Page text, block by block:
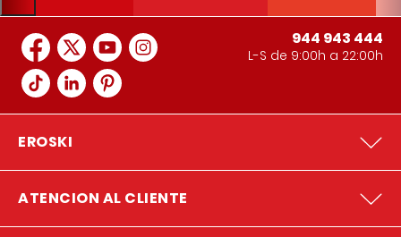
944 943 444
L-S de 9:00h a 22:00h
EROSKI
ATENCION AL CLIENTE